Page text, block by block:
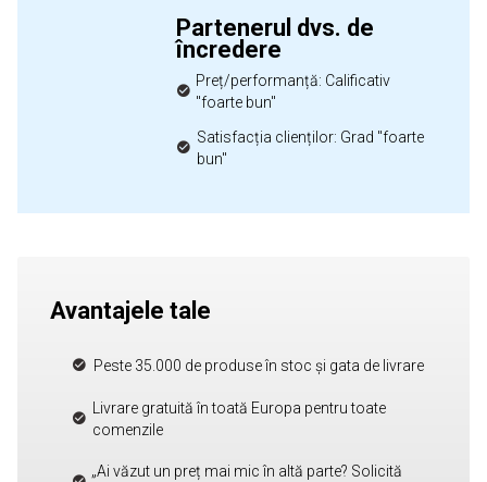
Partenerul dvs. de
încredere
Preț/performanță: Calificativ
"foarte bun"
Satisfacția clienților: Grad "foarte
bun"
Avantajele tale
Peste 35.000 de produse în stoc și gata de livrare
Livrare gratuită în toată Europa pentru toate
comenzile
„Ai văzut un preț mai mic în altă parte? Solicită